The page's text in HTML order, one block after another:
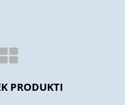
PRODUKTI